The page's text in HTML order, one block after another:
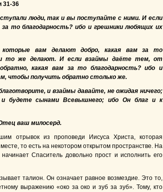
31-36
люди, так и вы поступайте с ними. И если
то благодарность? ибо и грешники любящих их
вам делают добро, какая вам за то
то же делают. И если взаймы даёте тем, от
какая вам за то благодарность? ибо и
чтобы получить обратно столько же.
и взаймы давайте, не ожидая ничего;
и будете сынами Всевышнего; ибо Он благ и к
ваш милосерд.
отрывок из проповеди Иисуса Христа, которая
то есть на некотором открытом пространстве. На
Спаситель довольно прост и исполнить его
талион. Он означает равное возмездие. Это то,
выражению «око за око и зуб за зуб». Тому, кто